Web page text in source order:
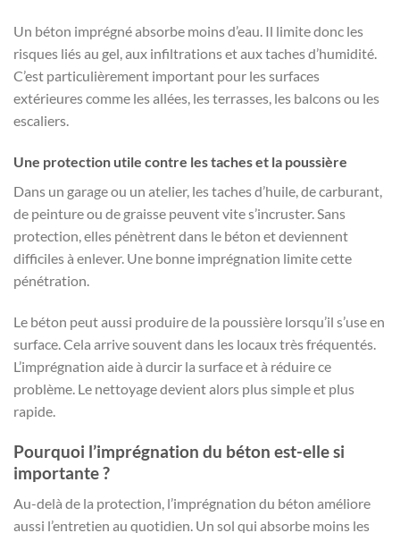
Un béton imprégné absorbe moins d’eau. Il limite donc les
risques liés au gel, aux infiltrations et aux taches d’humidité.
C’est particulièrement important pour les surfaces
extérieures comme les allées, les terrasses, les balcons ou les
escaliers.
Une protection utile contre les taches et la poussière
Dans un garage ou un atelier, les taches d’huile, de carburant,
de peinture ou de graisse peuvent vite s’incruster. Sans
protection, elles pénètrent dans le béton et deviennent
difficiles à enlever. Une bonne imprégnation limite cette
pénétration.
Le béton peut aussi produire de la poussière lorsqu’il s’use en
surface. Cela arrive souvent dans les locaux très fréquentés.
L’imprégnation aide à durcir la surface et à réduire ce
problème. Le nettoyage devient alors plus simple et plus
rapide.
Pourquoi l’imprégnation du béton est-elle si
importante ?
Au-delà de la protection, l’imprégnation du béton améliore
aussi l’entretien au quotidien. Un sol qui absorbe moins les